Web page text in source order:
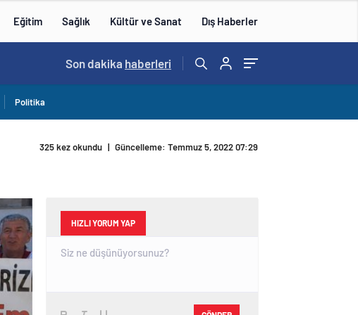
Eğitim Sağlık Kültür ve Sanat Dış Haberler
10:17 / Rasim Ozan Kütahyalı Tutuklandı…
Son dakika haberleri
Politika
325 kez okundu | Güncelleme: Temmuz 5, 2022 07:29
HIZLI YORUM YAP